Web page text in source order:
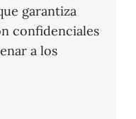
garantiza
confidenciales
a los